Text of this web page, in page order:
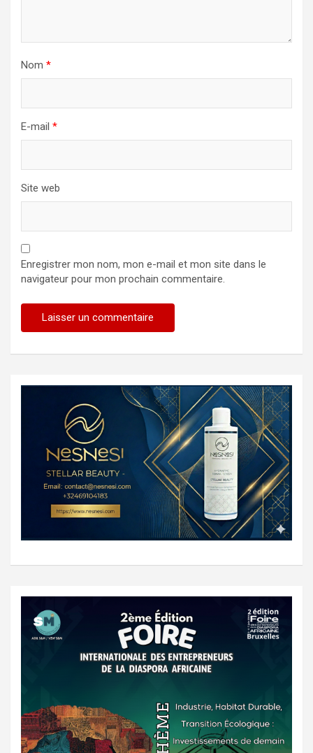
Nom *
E-mail *
Site web
Enregistrer mon nom, mon e-mail et mon site dans le
navigateur pour mon prochain commentaire.